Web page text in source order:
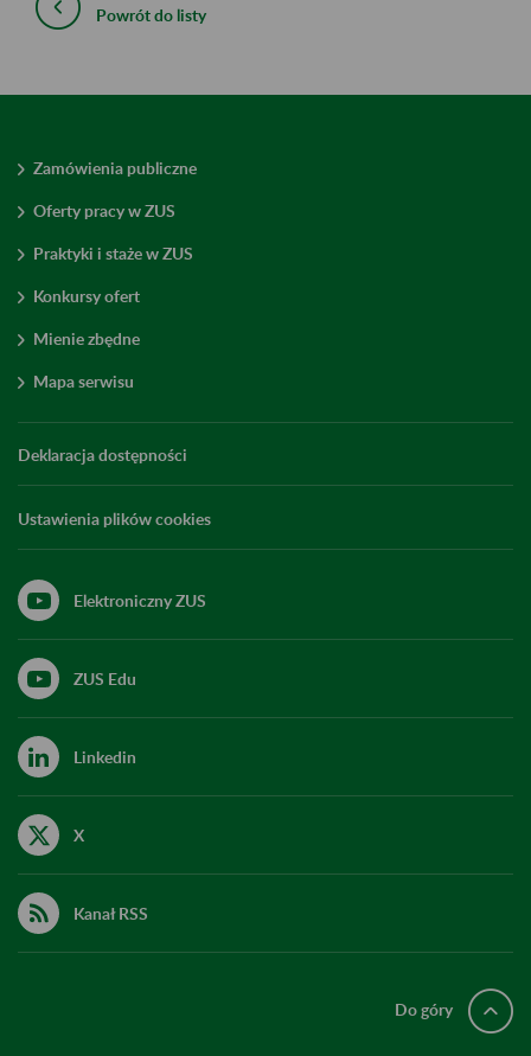
Powrót do listy
Zamówienia publiczne
Oferty pracy w ZUS
Praktyki i staże w ZUS
Konkursy ofert
Mienie zbędne
Mapa serwisu
Deklaracja dostępności
Ustawienia plików cookies
Elektroniczny ZUS
ZUS Edu
Linkedin
X
Kanał RSS
Do góry